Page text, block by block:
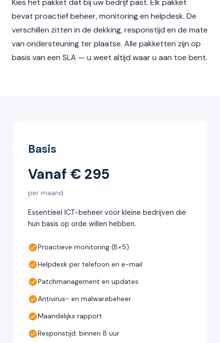
Kies het pakket dat bij uw bedrijf past. Elk pakket
bevat proactief beheer, monitoring en helpdesk. De
verschillen zitten in de dekking, responstijd en de mate
van ondersteuning ter plaatse. Alle pakketten zijn op
basis van een SLA — u weet altijd waar u aan toe bent.
Basis
Vanaf € 295
per maand
Essentieel ICT-beheer voor kleine bedrijven die
hun basis op orde willen hebben.
Proactieve monitoring (8×5)
Helpdesk per telefoon en e-mail
Patchmanagement en updates
Antivirus- en malwarebeheer
Maandelijks rapport
Responstijd: binnen 8 uur